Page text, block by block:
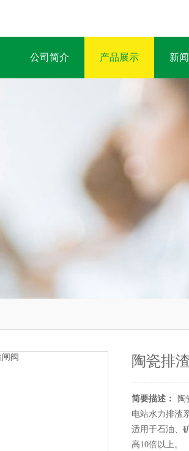
公司简介 产品展示 新
陶瓷排
简要描述：
陶
电站水力排渣
适用于石油、
高10倍以上。